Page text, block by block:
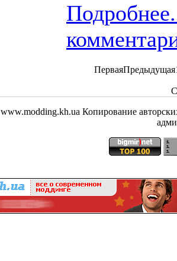
ПерваяПредыдущая
www.modding.kh.ua Копирование